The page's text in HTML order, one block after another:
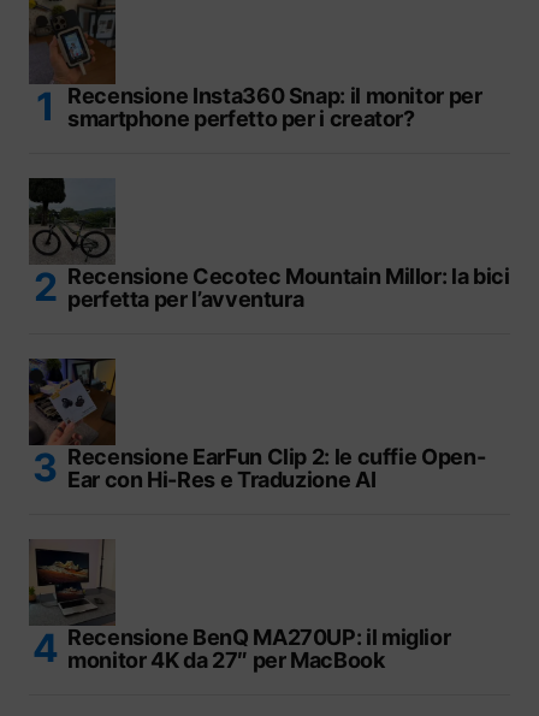
Recensione Insta360 Snap: il monitor per
smartphone perfetto per i creator?
Recensione Cecotec Mountain Millor: la bici
perfetta per l’avventura
Recensione EarFun Clip 2: le cuffie Open-
Ear con Hi-Res e Traduzione AI
Recensione BenQ MA270UP: il miglior
monitor 4K da 27″ per MacBook